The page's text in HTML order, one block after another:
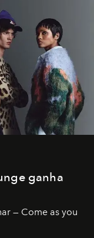
ganha
— Come as you